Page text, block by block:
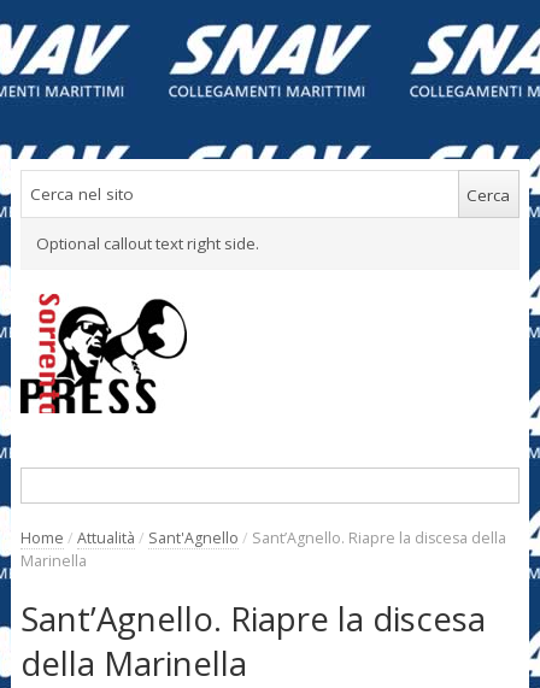
Optional callout text right side.
Home / Attualità / Sant'Agnello / Sant’Agnello. Riapre la discesa della
Marinella
Sant’Agnello. Riapre la discesa
della Marinella